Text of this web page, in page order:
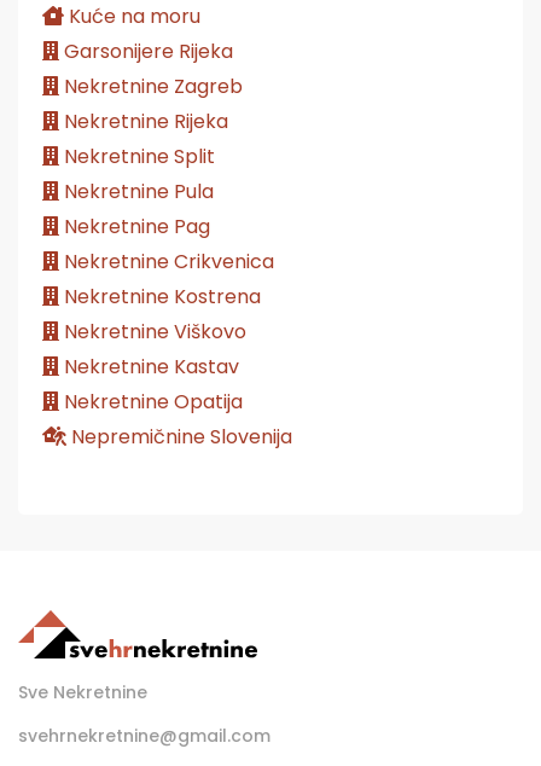
Kuće na moru
Garsonijere Rijeka
Nekretnine Zagreb
Nekretnine Rijeka
Nekretnine Split
Nekretnine Pula
Nekretnine Pag
Nekretnine Crikvenica
Nekretnine Kostrena
Nekretnine Viškovo
Nekretnine Kastav
Nekretnine Opatija
Nepremičnine Slovenija
Sve Nekretnine
svehrnekretnine@gmail.com